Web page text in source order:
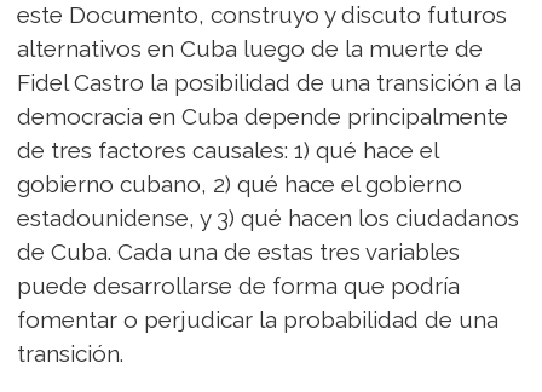
este Documento, construyo y discuto futuros
alternativos en Cuba luego de la muerte de
Fidel Castro la posibilidad de una transición a la
democracia en Cuba depende principalmente
de tres factores causales: 1) qué hace el
gobierno cubano, 2) qué hace el gobierno
estadounidense, y 3) qué hacen los ciudadanos
de Cuba. Cada una de estas tres variables
puede desarrollarse de forma que podría
fomentar o perjudicar la probabilidad de una
transición.